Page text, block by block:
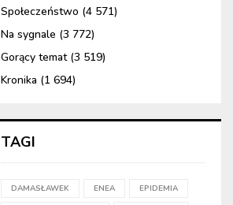
Społeczeństwo (4 571)
Na sygnale (3 772)
Gorący temat(3 519)
Kronika (1 694)
TAGI
DAMASŁAWEK ENEA EPIDEMIA